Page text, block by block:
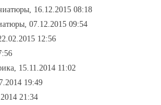
16.12.2015 08:18
07.12.2015 09:54
12:56
15.11.2014 11:02
19:49
21:34